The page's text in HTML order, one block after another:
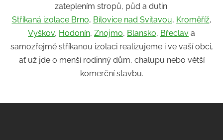
zateplením stropů, půd a dutin:
Stříkaná izolace Brno, Bílovice nad Svitavou, Kroměříž,
Vyškov, Hodonín, Znojmo, Blansko, Břeclav a
samozřejmě stříkanou izolaci realizujeme i ve vaší obci,
ať už jde o menší rodinný dům, chalupu nebo větší
komerční stavbu.